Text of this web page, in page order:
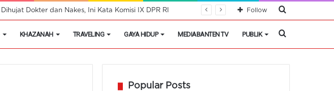
Dokter dan Nakes, Ini Kata Komisi IX DPR RI Cari
Follow
KHAZANAH TRAVELING GAYA HIDUP MEDIABANTEN TV PUBLIK Cari
Popular Posts